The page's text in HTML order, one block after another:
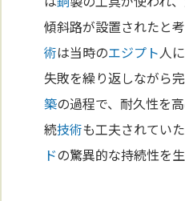
傾斜路が設置されたと
術は当時のエジプト人
失敗を繰り返しながら
築の過程で、耐久性を
続技術も工夫されてい
ドの驚異的な持続性を生